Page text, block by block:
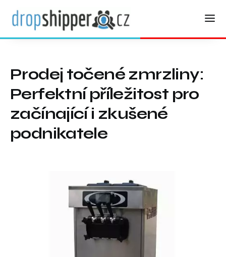
Prodej točené zmrzliny:
Perfektní příležitost pro
začínající i zkušené
podnikatele